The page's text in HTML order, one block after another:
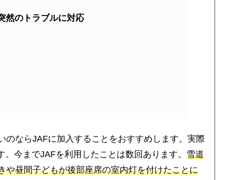
然のトラブルに対応
ならJAFに加入することをおすすめします。実際
今までJAFを利用したことは数回あります。 雪道
や昼間子どもが後部座席の室内灯を付けたことに